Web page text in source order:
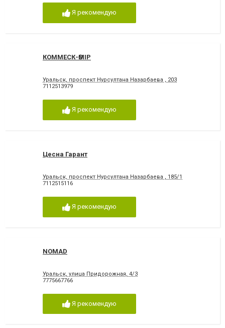
Я рекомендую
КОММЕСК-ӨМІР
Уральск, проспект Нурсултана Назарбаева , 203
7112513979
Я рекомендую
Цесна Гарант
Уральск, проспект Нурсултана Назарбаева , 185/1
7112515116
Я рекомендую
NOMAD
Уральск, улица Придорожная, 4/3
7775667766
Я рекомендую